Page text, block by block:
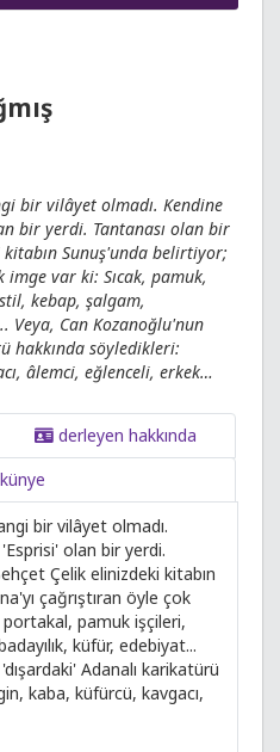
bir vilâyet olmadı. Kendine
bir yerdi. Tantanası olan bir
Sunuş'unda belirtiyor;
imge var ki: Sıcak, pamuk,
kebap, şalgam,
Veya, Can Kozanoğlu'nun
hakkında söyledikleri:
âlemci, eğlenceli, erkek…
derleyen hakkında
künye
bir vilâyet olmadı.
olan bir yerdi.
Çelik elinizdeki kitabın
çağrıştıran öyle çok
portakal, pamuk işçileri,
küfür, edebiyat...
Adanalı karikatürü
kaba, küfürcü, kavgacı,